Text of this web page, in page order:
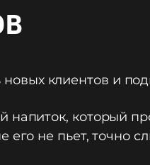
клиентов и
напиток, который
не пьет, точно